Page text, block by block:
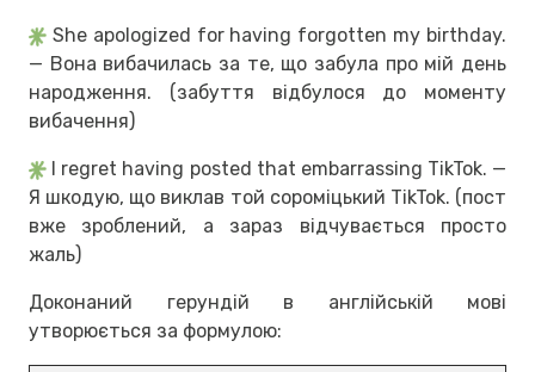
She apologized for having forgotten my birthday.
— Вона вибачилась за те, що забула про мій день
народження. (забуття відбулося до моменту
вибачення)
I regret having posted that embarrassing TikTok. —
Я шкодую, що виклав той сороміцький TikTok. (пост
вже зроблений, а зараз відчувається просто
жаль)
Доконаний герундій в англійській мові
утворюється за формулою: